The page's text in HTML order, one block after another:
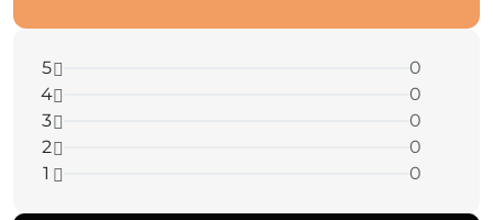
5
0
4
0
3
0
2
0
1
0